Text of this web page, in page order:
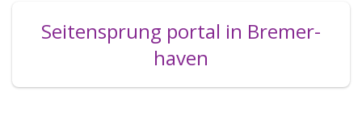
Seitensprung portal in Bremer­
haven